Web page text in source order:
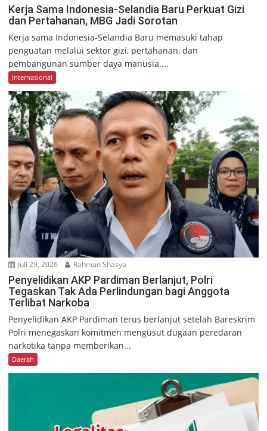
Kerja Sama Indonesia-Selandia Baru Perkuat Gizi
dan Pertahanan, MBG Jadi Sorotan
Kerja sama Indonesia-Selandia Baru memasuki tahap
penguatan melalui sektor gizi, pertahanan, dan
pembangunan sumber daya manusia....
Internasional
Juli 29, 2026 Rahman Shasya
Penyelidikan AKP Pardiman Berlanjut, Polri
Tegaskan Tak Ada Perlindungan bagi Anggota
Terlibat Narkoba
Penyelidikan AKP Pardiman terus berlanjut setelah Bareskrim
Polri menegaskan komitmen mengusut dugaan peredaran
narkotika tanpa memberikan...
Daerah